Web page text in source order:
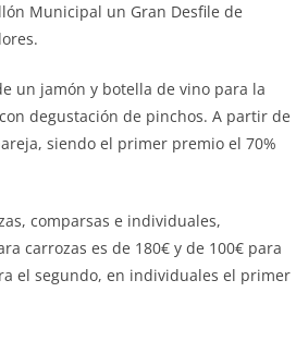
Municipal un Gran Desfile de
un jamón y botella de vino para la
degustación de pinchos. A partir de
siendo el primer premio el 70%
comparsas e individuales,
carrozas es de 180€ y de 100€ para
el segundo, en individuales el primer